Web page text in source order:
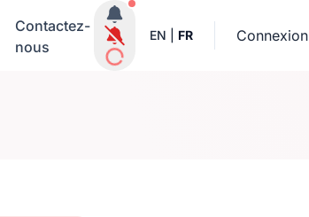
Contactez-
nous
Notifications actives
EN FR Connexion